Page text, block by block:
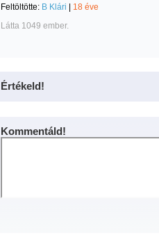
Feltöltötte: B Klári
18 éve
Látta 1049 ember.
Értékeld!
Kommentáld!